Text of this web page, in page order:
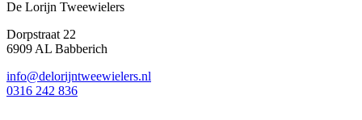
De Lorijn Tweewielers
Dorpstraat 22
6909 AL Babberich
info@delorijntweewielers.nl
0316 242 836